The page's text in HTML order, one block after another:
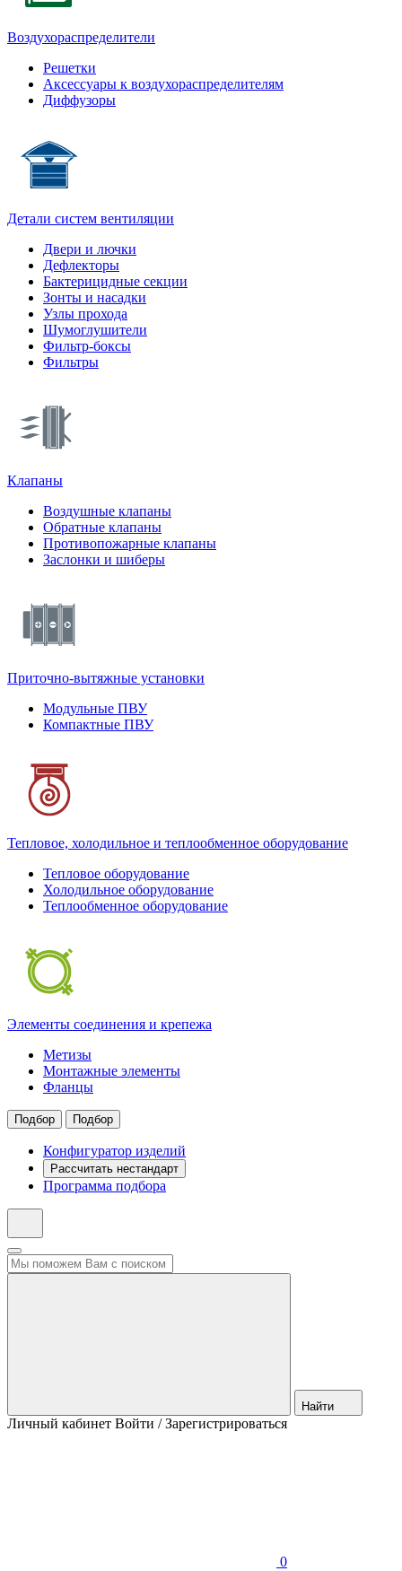
Воздухораспределители
Решетки
Аксессуары к воздухораспределителям
Диффузоры
Детали систем вентиляции
Двери и лючки
Дефлекторы
Бактерицидные секции
Зонты и насадки
Узлы прохода
Шумоглушители
Фильтр-боксы
Фильтры
Клапаны
Воздушные клапаны
Обратные клапаны
Противопожарные клапаны
Заслонки и шиберы
Приточно-вытяжные установки
Модульные ПВУ
Компактные ПВУ
Тепловое, холодильное и теплообменное оборудование
Тепловое оборудование
Холодильное оборудование
Теплообменное оборудование
Элементы соединения и крепежа
Метизы
Монтажные элементы
Фланцы
Подбор Подбор
Конфигуратор изделий
Рассчитать нестандарт
Программа подбора
Найти
Личный кабинет Войти / Зарегистрироваться
0